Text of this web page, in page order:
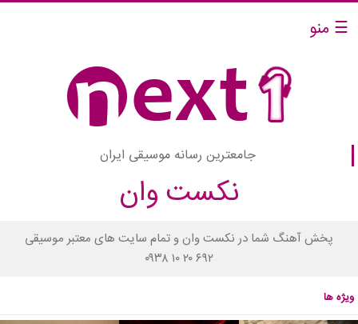
☰ منو
جامعترین رسانه موسیقی ایران
نکست وان
پخش آهنگ شما در نکست وان و تمام سایت های معتبر موسیقی
۰۹۳۸ ۱۰ ۲۰ ۶۹۲
ویژه ها